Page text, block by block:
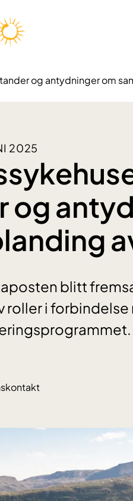
og antydninger om
2025
og
blitt
roller i